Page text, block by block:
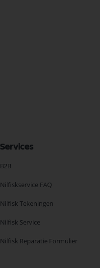
Services
B2B
Nilfiskservice FAQ
Nilfisk Tekeningen
Nilfisk Service
Nilfisk Reparatie Formulier